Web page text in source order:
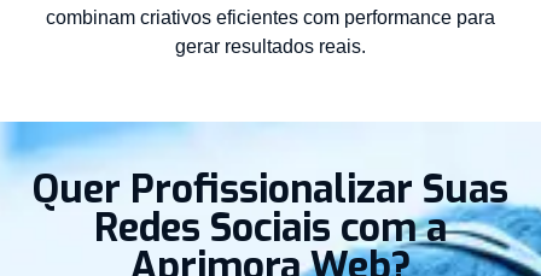
combinam criativos eficientes com performance para
gerar resultados reais.
Quer Profissionalizar Suas
Redes Sociais com a